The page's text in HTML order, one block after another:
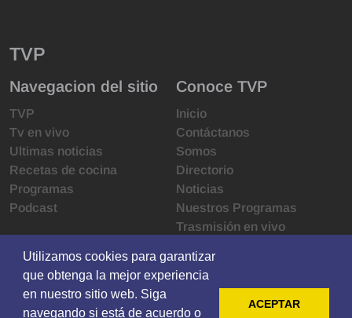
TVP
Navegacion del sitio
TVP
Tv en vivo
Ultimas noticias
Recetas de cocina
Programas
Podcast
Conoce TVP
Inicio
Contáctanos
Somos
Directorio
Noticias
Nuestros Programas
Trasmisión en vivo
Derechos de las audiencias
Código de ética
Redes sociales
Utilizamos cookies para garantizar
que obtenga la mejor experiencia
en nuestro sitio web. Siga
navegando si está de acuerdo o
ACEPTAR
Utilizamos cookies para garantizar
que obtenga la mejor experiencia
en nuestro sitio web. Siga
navegando si está de acuerdo o
ACEPTAR